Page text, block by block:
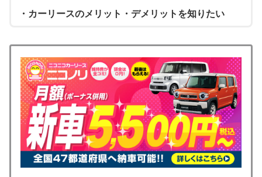
・カーリースのメリット・デメリットを知りたい